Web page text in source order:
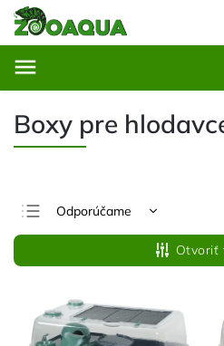
Boxy pre
Odporúčame
Najlacnejšie
Najdrahšie
Najpredávanejšie
Abecedne
Otvoriť